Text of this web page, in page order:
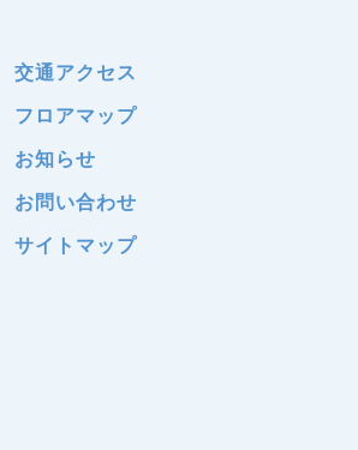
交通アクセス
フロアマップ
お知らせ
お問い合わせ
サイトマップ